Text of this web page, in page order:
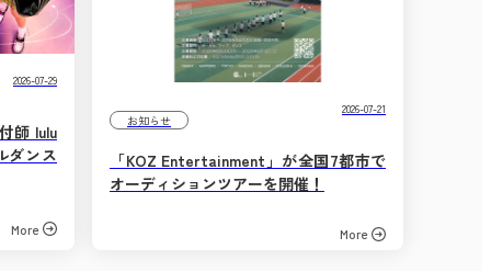
2026-07-29
師 lulu
ダンス
More
お知らせ
2026-07-21
「KOZ Entertainment」が全国7都市で
オーディションツアーを開催！
More